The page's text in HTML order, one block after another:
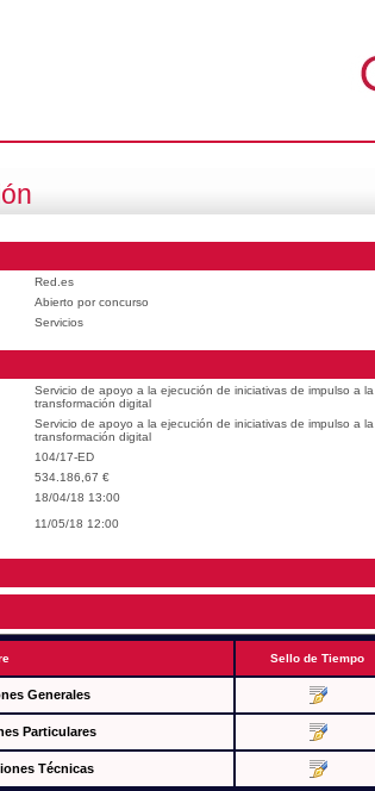
Red.es
Abierto por concurso
Servicios
Servicio de apoyo a la ejecución de iniciativas de impulso a
transformación digital
Servicio de apoyo a la ejecución de iniciativas de impulso a
transformación digital
104/17-ED
534.186,67 €
18/04/18 13:00
11/05/18 12:00
Sello de Tiempo
Generales
Particulares
Técnicas